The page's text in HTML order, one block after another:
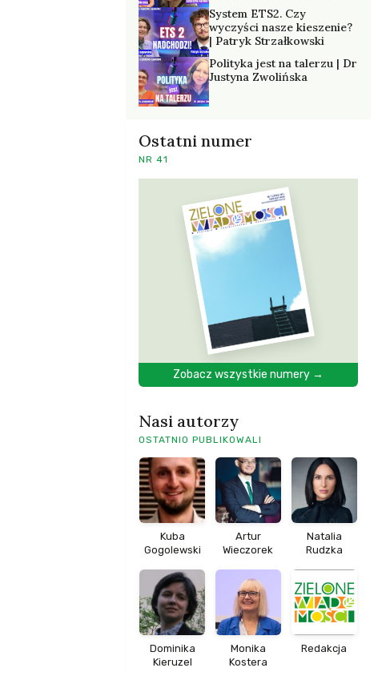
System ETS2. Czy
wyczyści nasze kieszenie?
| Patryk Strzałkowski
Polityka jest na talerzu | Dr
Justyna Zwolińska
Ostatni numer
NR 41
Zobacz wszystkie numery →
Nasi autorzy
OSTATNIO PUBLIKOWALI
Kuba
Gogolewski
Artur
Wieczorek
Natalia
Rudzka
Dominika
Kieruzel
Monika
Kostera
Redakcja